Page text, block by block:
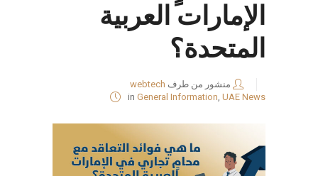
الإمارات العربية
المتحدة؟
منشور من طرف webtech
in General Information, UAE News